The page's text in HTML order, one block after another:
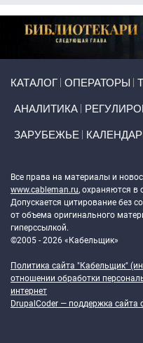
КАТАЛОГ ОПЕРАТОРЫ
АНАЛИТИКА
ЗАРУБЕЖЬЕ
Все права на материалы и
www.cableman.ru, охраняются в
Допускается цитирование без
от объема оригинального
гиперссылкой.
©2005 - 2026 «Кабельщик»
Политика сайта "Кабельщик"
отношении обработки
интернет
DrupalCoder — поддержка сайта